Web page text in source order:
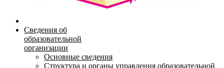
Сведения об
образовательной
организации
Основные сведения
Структура и органы управления образовательной